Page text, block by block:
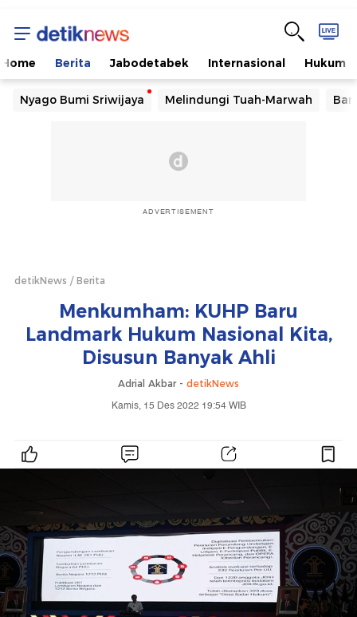
Home Berita Jabodetabek Internasional Hukum
Nyago Bumi Sriwijaya Melindungi Tuah-Marwah
ADVERTISEMENT
detikNews Berita
Menkumham: KUHP Baru
Landmark Hukum Nasional Kita,
Disusun Banyak Ahli
Adrial Akbar - detikNews
Kamis, 15 Des 2022 19:54 WIB